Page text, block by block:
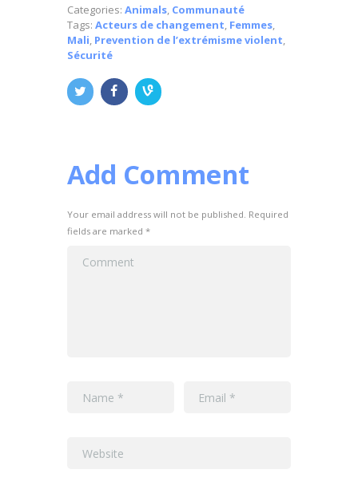
Categories: Animals, Communauté
Tags: Acteurs de changement, Femmes,
Mali, Prevention de l’extrémisme violent,
Sécurité
Add Comment
Your email address will not be published. Required
fields are marked *